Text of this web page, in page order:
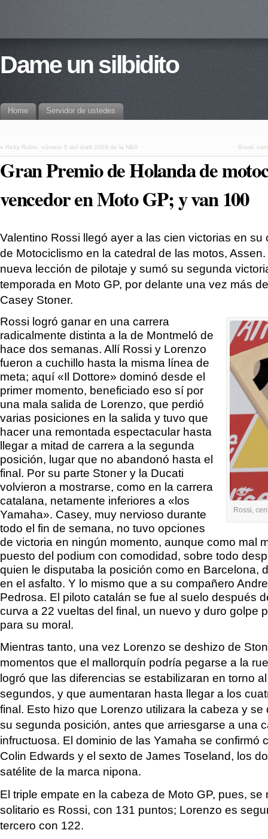
Dame un silbidito
Home Servidor de ustedes
« Ricky Rubio, número 5 del draft 2009 de la NBA Brasil,
Gran Premio de Holanda de
vencedor en Moto GP; y van 100
Valentino Rossi llegó ayer a las cien victorias en su
de Motociclismo en la catedral de las motos,
nueva lección de pilotaje y sumó su segunda
temporada en Moto GP, por delante una vez más
Casey Stoner.
Rossi,
Rossi logró ganar en una carrera
radicalmente distinta a la de Montmeló de
hace dos semanas. Allí Rossi y Lorenzo
fueron a cuchillo hasta la misma línea de
meta; aquí «Il Dottore» dominó desde el
primer momento, beneficiado eso sí por
una mala salida de Lorenzo, que perdió
varias posiciones en la salida y tuvo que
hacer una remontada espectacular hasta
llegar a mitad de carrera a la segunda
posición, lugar que no abandonó hasta el
final. Por su parte Stoner y la Ducati
volvieron a mostrarse, como en la carrera
catalana, netamente inferiores a «los
Yamaha». Casey, muy nervioso durante
todo el fin de semana, no tuvo opciones
de victoria en ningún momento, aunque como mal
puesto del podium con comodidad, sobre todo
quien le disputaba la posición como en Barcelona,
en el asfalto. Y lo mismo que a su compañero
Pedrosa. El piloto catalán se fue al suelo después
curva a 22 vueltas del final, un nuevo y duro golpe
para su moral.
Mientras tanto, una vez Lorenzo se deshizo de
momentos que el mallorquín podría pegarse a la
logró que las diferencias se estabilizaran en torno
segundos, y que aumentaran hasta llegar a los
final. Esto hizo que Lorenzo utilizara la cabeza y
su segunda posición, antes que arriesgarse a una
infructuosa. El dominio de las Yamaha se confirmó
Colin Edwards y el sexto de James Toseland, los
satélite de la marca nipona.
El triple empate en la cabeza de Moto GP, pues, se
solitario es Rossi, con 131 puntos; Lorenzo es
tercero con 122.